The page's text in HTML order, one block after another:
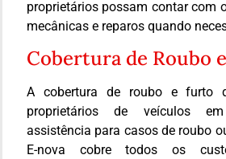
proprietários possam contar com
mecânicas e reparos quando
Cobertura de Roubo
A cobertura de roubo e furto
proprietários de veículos
assistência para casos de roubo
E-nova cobre todos os